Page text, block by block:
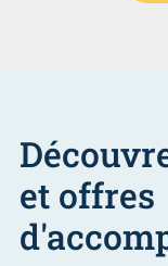
et offres